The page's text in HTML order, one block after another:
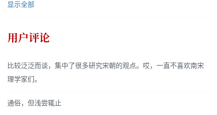
显示全部
用户评论
比较泛泛而谈，集中了很多研究宋朝的观点。哎，一直不喜欢南宋
理学家们。
通俗，但浅尝辄止